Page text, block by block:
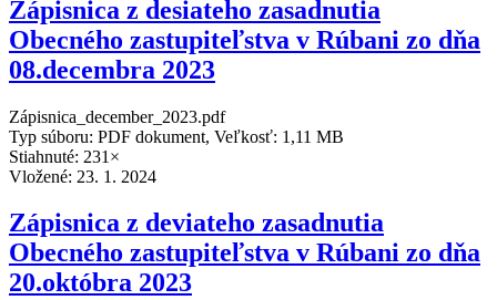
Zápisnica z desiateho zasadnutia
Obecného zastupiteľstva v Rúbani zo dňa
08.decembra 2023
Zápisnica_december_2023.pdf
Typ súboru: PDF dokument, Veľkosť: 1,11 MB
Stiahnuté: 231×
Vložené: 23. 1. 2024
Zápisnica z deviateho zasadnutia
Obecného zastupiteľstva v Rúbani zo dňa
20.októbra 2023